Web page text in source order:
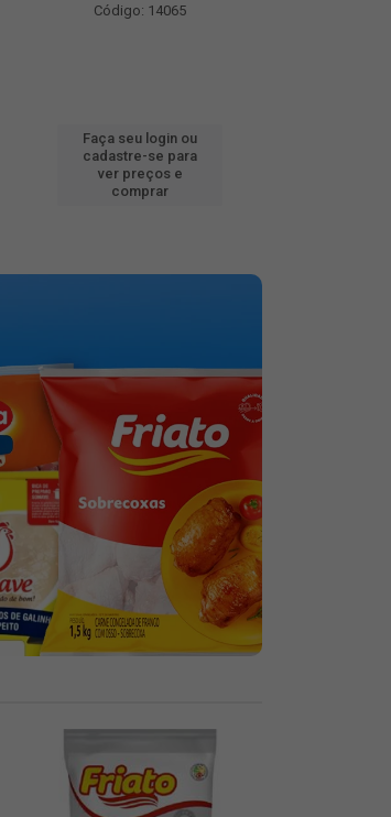
Código: 14065
Faça seu login ou
cadastre-se para
ver preços e
comprar